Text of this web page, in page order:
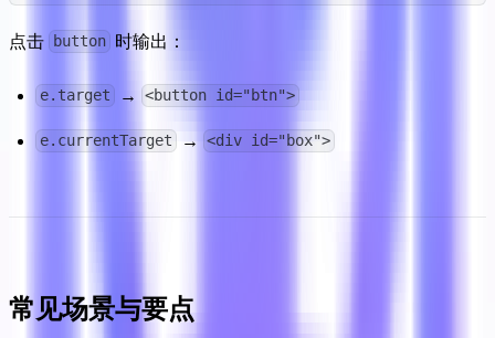
点击 button 时输出：
e.target → <button id="btn">
e.currentTarget → <div id="box">
常见场景与要点